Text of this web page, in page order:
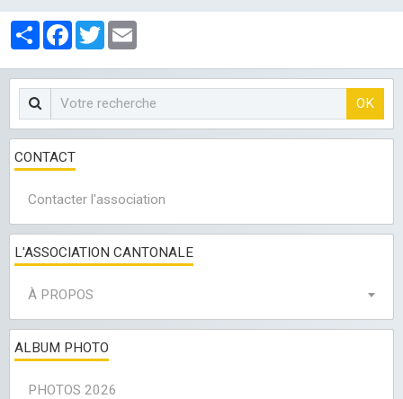
LES CLUBS
PartagerFacebook
Twitter
OK
CONTACT
Contacter l'association
L'ASSOCIATION CANTONALE
À PROPOS
ALBUM PHOTO
PHOTOS 2026